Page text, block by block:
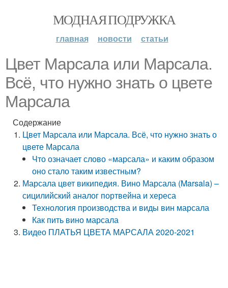
МОДНАЯ ПОДРУЖКА
главная новости статьи
Цвет Марсала или Марсала.
Всё, что нужно знать о цвете
Марсала
Содержание
Цвет Марсала или Марсала. Всё, что нужно знать о
цвете Марсала
Что означает слово «марсала» и каким образом
оно стало таким известным?
Марсала цвет википедия. Вино Марсала (Marsala) –
сицилийский аналог портвейна и хереса
Технология производства и виды вин марсала
Как пить вино марсала
Видео ПЛАТЬЯ ЦВЕТА МАРСАЛА 2020-2021